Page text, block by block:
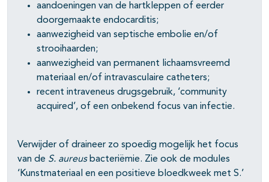
aandoeningen van de hartkleppen of eerder
doorgemaakte endocarditis;
aanwezigheid van septische embolie en/of
strooihaarden;
aanwezigheid van permanent lichaamsvreemd
materiaal en/of intravasculaire catheters;
recent intraveneus drugsgebruik, ‘community
acquired’, of een onbekend focus van infectie.
Verwijder of draineer zo spoedig mogelijk het focus
van de S. aureus bacteriëmie. Zie ook de modules
‘Kunstmateriaal en een positieve bloedkweek met S.’